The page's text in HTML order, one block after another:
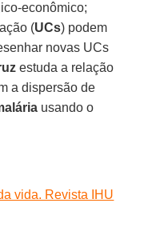
econômico;
(UCs) podem
novas UCs
estuda a relação
a dispersão de
usando o
vida. Revista IHU